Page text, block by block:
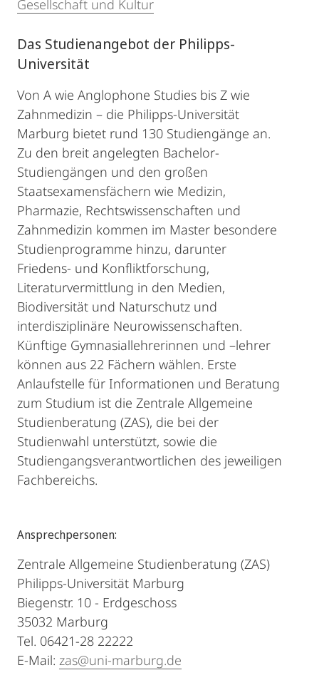
Gesellschaft und Kultur
Das Studienangebot der Philipps-
Universität
Von A wie Anglophone Studies bis Z wie
Zahnmedizin – die Philipps-Universität
Marburg bietet rund 130 Studiengänge an.
Zu den breit angelegten Bachelor-
Studiengängen und den großen
Staatsexamensfächern wie Medizin,
Pharmazie, Rechtswissenschaften und
Zahnmedizin kommen im Master besondere
Studienprogramme hinzu, darunter
Friedens- und Konfliktforschung,
Literaturvermittlung in den Medien,
Biodiversität und Naturschutz und
interdisziplinäre Neurowissenschaften.
Künftige Gymnasiallehrerinnen und –lehrer
können aus 22 Fächern wählen. Erste
Anlaufstelle für Informationen und Beratung
zum Studium ist die Zentrale Allgemeine
Studienberatung (ZAS), die bei der
Studienwahl unterstützt, sowie die
Studiengangsverantwortlichen des jeweiligen
Fachbereichs.
Ansprechpersonen:
Zentrale Allgemeine Studienberatung (ZAS)
Philipps-Universität Marburg
Biegenstr. 10 - Erdgeschoss
35032 Marburg
Tel. 06421-28 22222
E-Mail: zas@uni-marburg.de